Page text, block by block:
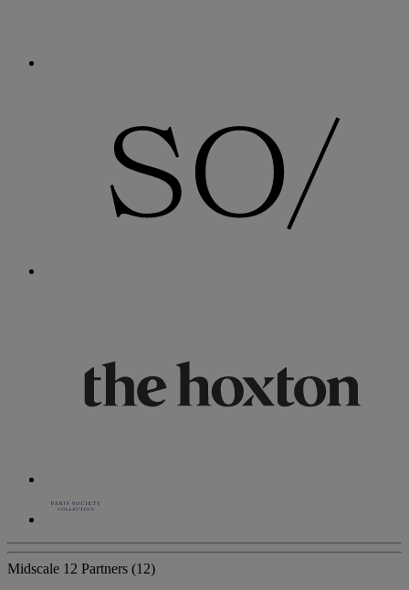
Midscale 12 Partners (12)